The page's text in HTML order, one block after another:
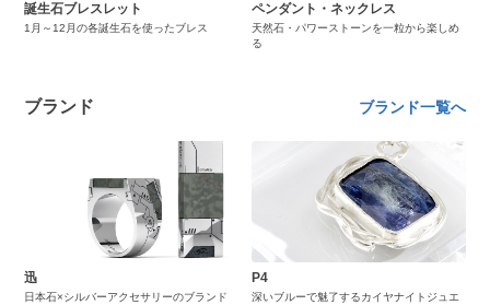
誕生石ブレスレット
1月～12月の各誕生石を使ったブレス
ペンダント・ネックレス
天然石・パワーストーンを一粒から楽しめ
る
ブランド ブランド一覧へ
迅
日本石×シルバーアクセサリーのブランド
P4
深いブルーで魅了するカイヤナイトジュエ